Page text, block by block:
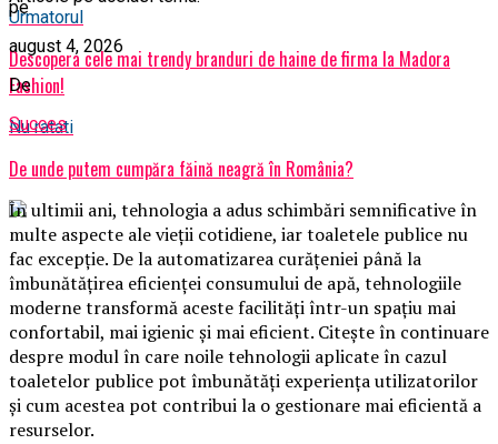
Urmatorul
Descopera cele mai trendy branduri de haine de firma la Madora
Fashion!
Nu ratati
De unde putem cumpăra făină neagră în România?
pe
august 4, 2026
De
Succes
În ultimii ani, tehnologia a adus schimbări semnificative în
multe aspecte ale vieții cotidiene, iar toaletele publice nu
fac excepție. De la automatizarea curățeniei până la
îmbunătățirea eficienței consumului de apă, tehnologiile
moderne transformă aceste facilități într-un spațiu mai
confortabil, mai igienic și mai eficient. Citește în continuare
despre modul în care noile tehnologii aplicate în cazul
toaletelor publice pot îmbunătăți experiența utilizatorilor
și cum acestea pot contribui la o gestionare mai eficientă a
resurselor.